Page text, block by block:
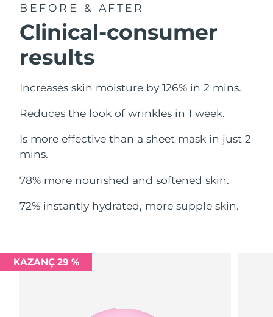
BEFORE & AFTER
Clinical-consumer
results
Increases skin moisture by 126% in 2 mins.
Reduces the look of wrinkles in 1 week.
Is more effective than a sheet mask in just 2
mins.
78% more nourished and softened skin.
72% instantly hydrated, more supple skin.
KAZANÇ 29 %
Letonya
Litvanya
08/08/2026
Tahmini teslim tarihi
Çin Makao ÖİB
11/08/2026
Meksika